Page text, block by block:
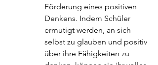
Förderung eines positiven
Denkens. Indem Schüler
ermutigt werden, an sich
selbst zu glauben und positiv
über ihre Fähigkeiten zu